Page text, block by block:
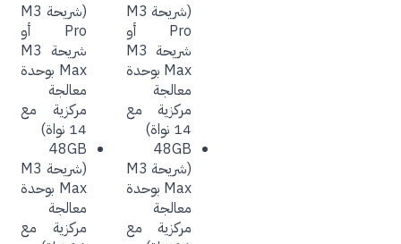
(شريحة M3
Pro أو
شريحة M3
Max بوحدة
معالجة
مركزية مع
(شريحة M3
Max بوحدة
معالجة
مركزية مع
(شريحة M3
Pro أو
شريحة M3
Max بوحدة
معالجة
مركزية مع
(شريحة M3
Max بوحدة
معالجة
مركزية مع